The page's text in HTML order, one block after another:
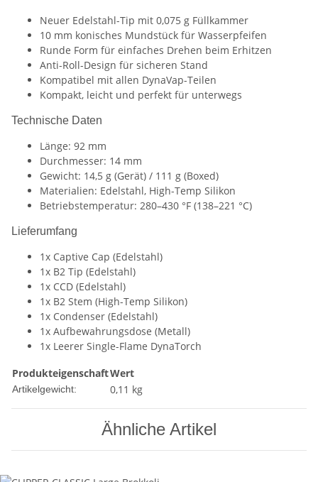
Neuer Edelstahl-Tip mit 0,075 g Füllkammer
10 mm konisches Mundstück für Wasserpfeifen
Runde Form für einfaches Drehen beim Erhitzen
Anti-Roll-Design für sicheren Stand
Kompatibel mit allen DynaVap-Teilen
Kompakt, leicht und perfekt für unterwegs
Technische Daten
Länge: 92 mm
Durchmesser: 14 mm
Gewicht: 14,5 g (Gerät) / 111 g (Boxed)
Materialien: Edelstahl, High-Temp Silikon
Betriebstemperatur: 280–430 °F (138–221 °C)
Lieferumfang
1x Captive Cap (Edelstahl)
1x B2 Tip (Edelstahl)
1x CCD (Edelstahl)
1x B2 Stem (High-Temp Silikon)
1x Condenser (Edelstahl)
1x Aufbewahrungsdose (Metall)
1x Leerer Single-Flame DynaTorch
ProdukteigenschaftWert
Artikelgewicht: 0,11 kg
Ähnliche Artikel